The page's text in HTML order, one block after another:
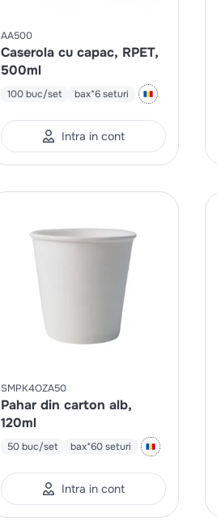
AA500
Caserola cu capac, RPET,
500ml
100 buc/set bax*6 seturi
Intra in cont
SMPK4OZA50
Pahar din carton alb,
120ml
50 buc/set bax*60 seturi
Intra in cont